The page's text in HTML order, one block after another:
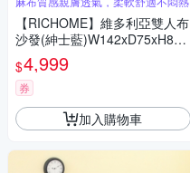
【RICHOME】維多利亞雙人布
沙發(紳士藍)W142xD75xH84C
$4,999
券
加入購物車